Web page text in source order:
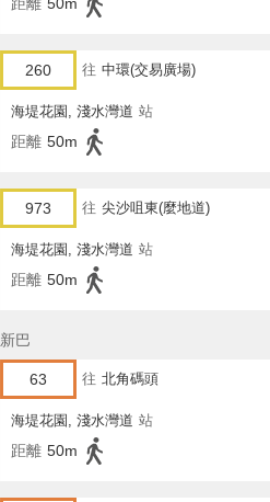
260 往 中環(交易廣場)
海堤花園, 淺水灣道 站
距離 50m
973 往 尖沙咀東(麼地道)
海堤花園, 淺水灣道 站
距離 50m
新巴
63 往 北角碼頭
海堤花園, 淺水灣道 站
距離 50m